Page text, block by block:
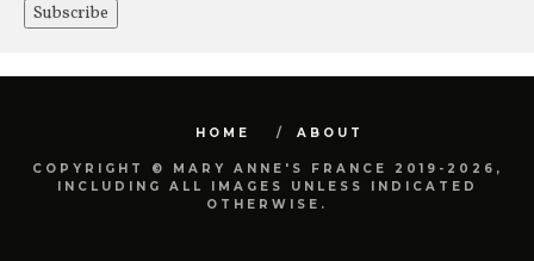
HOME ABOUT
COPYRIGHT © MARY ANNE'S FRANCE 2019-2026,
INCLUDING ALL IMAGES UNLESS INDICATED
OTHERWISE.